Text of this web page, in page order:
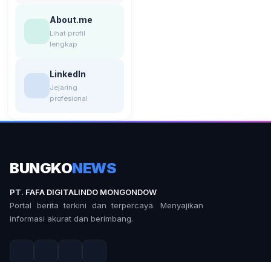
About.me
Lihat profil
lengkap
LinkedIn
Jejaring
profesional
BUNGKONEWS
PT. FAFA DIGITALINDO MONGONDOW
Portal berita terkini dan terpercaya. Menyajikan
informasi akurat dan berimbang.